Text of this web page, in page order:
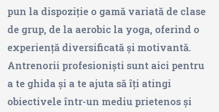
pun la dispoziție o gamă variată de clase
de grup, de la aerobic la yoga, oferind o
experiență diversificată și motivantă.
Antrenorii profesioniști sunt aici pentru
a te ghida și a te ajuta să îți atingi
obiectivele într-un mediu prietenos și